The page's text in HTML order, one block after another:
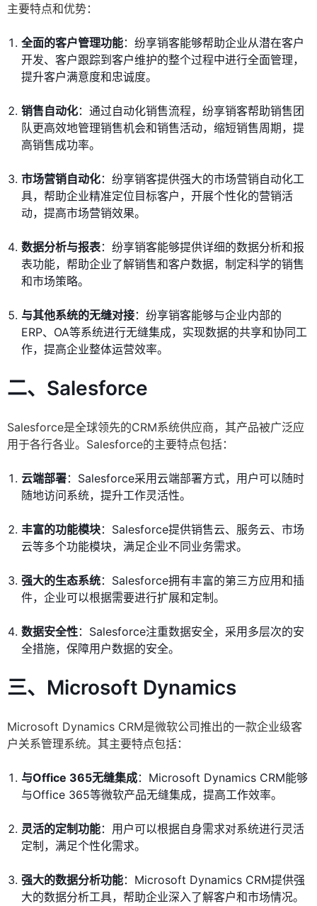
主要特点和优势：
全面的客户管理功能：纷享销客能够帮助企业从潜在客户
开发、客户跟踪到客户维护的整个过程中进行全面管理，
提升客户满意度和忠诚度。
销售自动化：通过自动化销售流程，纷享销客帮助销售团
队更高效地管理销售机会和销售活动，缩短销售周期，提
高销售成功率。
市场营销自动化：纷享销客提供强大的市场营销自动化工
具，帮助企业精准定位目标客户，开展个性化的营销活
动，提高市场营销效果。
数据分析与报表：纷享销客能够提供详细的数据分析和报
表功能，帮助企业了解销售和客户数据，制定科学的销售
和市场策略。
与其他系统的无缝对接：纷享销客能够与企业内部的
ERP、OA等系统进行无缝集成，实现数据的共享和协同工
作，提高企业整体运营效率。
二、Salesforce
Salesforce是全球领先的CRM系统供应商，其产品被广泛应
用于各行各业。Salesforce的主要特点包括：
云端部署：Salesforce采用云端部署方式，用户可以随时
随地访问系统，提升工作灵活性。
丰富的功能模块：Salesforce提供销售云、服务云、市场
云等多个功能模块，满足企业不同业务需求。
强大的生态系统：Salesforce拥有丰富的第三方应用和插
件，企业可以根据需要进行扩展和定制。
数据安全性：Salesforce注重数据安全，采用多层次的安
全措施，保障用户数据的安全。
三、Microsoft Dynamics
Microsoft Dynamics CRM是微软公司推出的一款企业级客
户关系管理系统。其主要特点包括：
与Office 365无缝集成：Microsoft Dynamics CRM能够
与Office 365等微软产品无缝集成，提高工作效率。
灵活的定制功能：用户可以根据自身需求对系统进行灵活
定制，满足个性化需求。
强大的数据分析功能：Microsoft Dynamics CRM提供强
大的数据分析工具，帮助企业深入了解客户和市场情况。